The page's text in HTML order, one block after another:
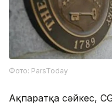
Фото: ParsToday
Ақпаратқа сәйкес,